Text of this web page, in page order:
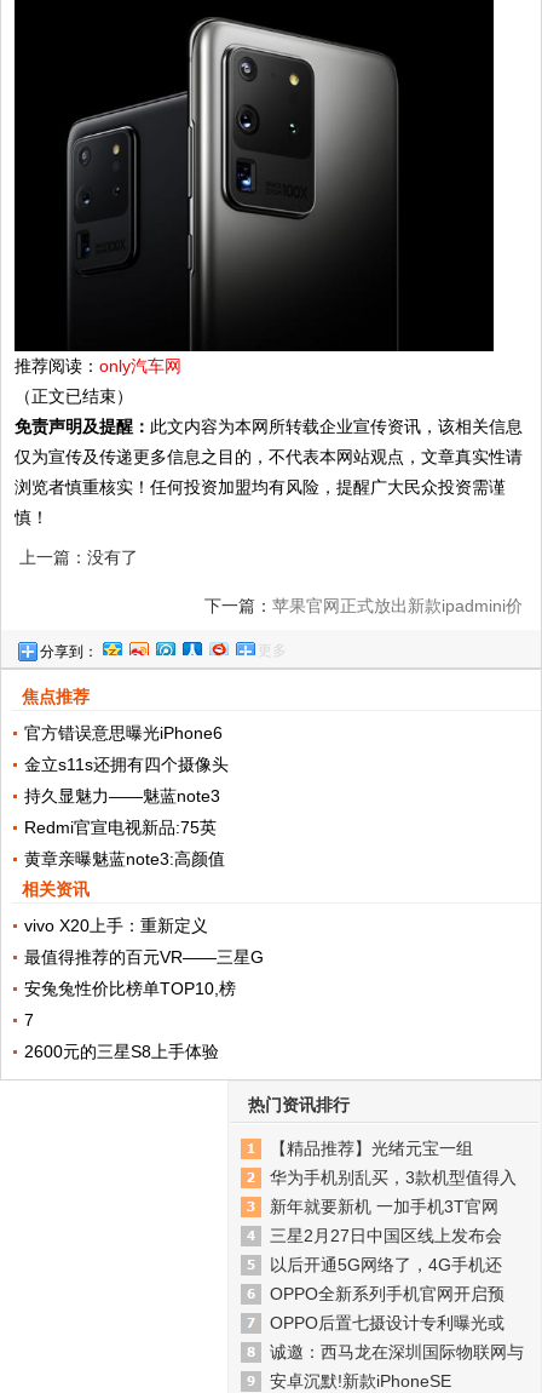
推荐阅读：only汽车网
（正文已结束）
免责声明及提醒： 此文内容为本网所转载企业宣传资讯，该相关信息
仅为宣传及传递更多信息之目的，不代表本网站观点，文章真实性请
浏览者慎重核实！任何投资加盟均有风险，提醒广大民众投资需谨
慎！
上一篇：没有了
下一篇： 苹果官网正式放出新款ipadmini价
分享到： 更多
焦点推荐
官方错误意思曝光iPhone6
金立s11s还拥有四个摄像头
持久显魅力——魅蓝note3
Redmi官宣电视新品:75英
黄章亲曝魅蓝note3:高颜值
相关资讯
vivo X20上手：重新定义
最值得推荐的百元VR——三星G
安兔兔性价比榜单TOP10,榜
7
2600元的三星S8上手体验
热门资讯排行
【精品推荐】光绪元宝一组
华为手机别乱买，3款机型值得入
新年就要新机 一加手机3T官网
三星2月27日中国区线上发布会
以后开通5G网络了，4G手机还
OPPO全新系列手机官网开启预
OPPO后置七摄设计专利曝光或
诚邀：西马龙在深圳国际物联网与
安卓沉默!新款iPhoneSE